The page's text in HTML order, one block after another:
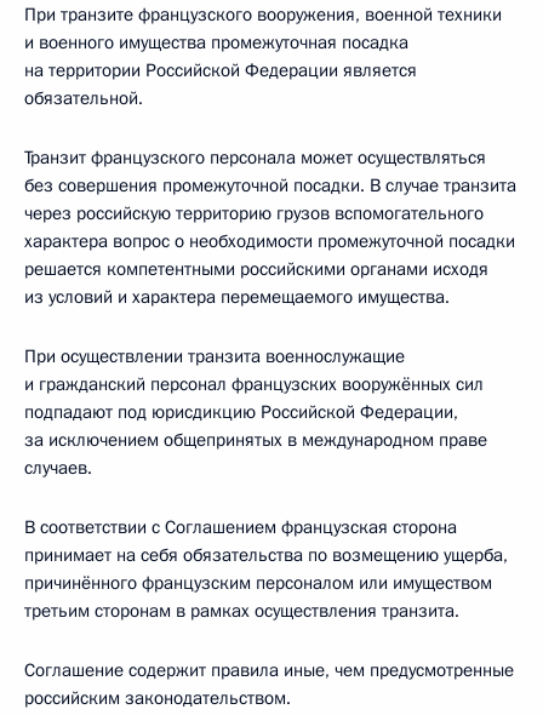
При транзите французского вооружения, военной техники
и военного имущества промежуточная посадка
на территории Российской Федерации является
обязательной.
Транзит французского персонала может осуществляться
без совершения промежуточной посадки. В случае транзита
через российскую территорию грузов вспомогательного
характера вопрос о необходимости промежуточной посадки
решается компетентными российскими органами исходя
из условий и характера перемещаемого имущества.
При осуществлении транзита военнослужащие
и гражданский персонал французских вооружённых сил
подпадают под юрисдикцию Российской Федерации,
за исключением общепринятых в международном праве
случаев.
В соответствии с Соглашением французская сторона
принимает на себя обязательства по возмещению ущерба,
причинённого французским персоналом или имуществом
третьим сторонам в рамках осуществления транзита.
Соглашение содержит правила иные, чем предусмотренные
российским законодательством.